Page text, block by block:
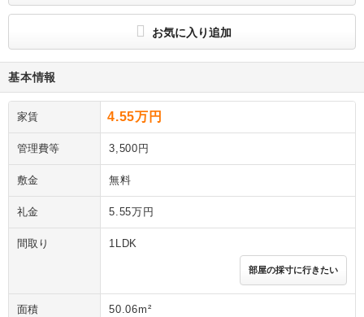
お気に入り追加
基本情報
家賃 4.55万円
管理費等 3,500円
敷金 無料
礼金 5.55万円
間取り 1LDK
部屋の採寸に行きたい
面積 50.06m²